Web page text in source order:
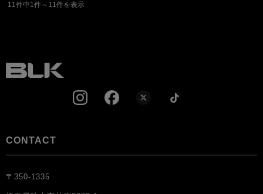
11件中1件～11件を表示
CONTACT
〒350-1335